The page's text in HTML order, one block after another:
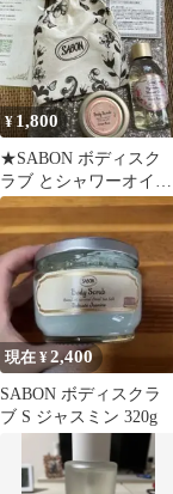
¥1,800
★SABON ボディスク
ラブ とシャワーオイル
Green Rose ★
現在 ¥2,400
SABON ボディスクラ
ブ S ジャスミン 320g